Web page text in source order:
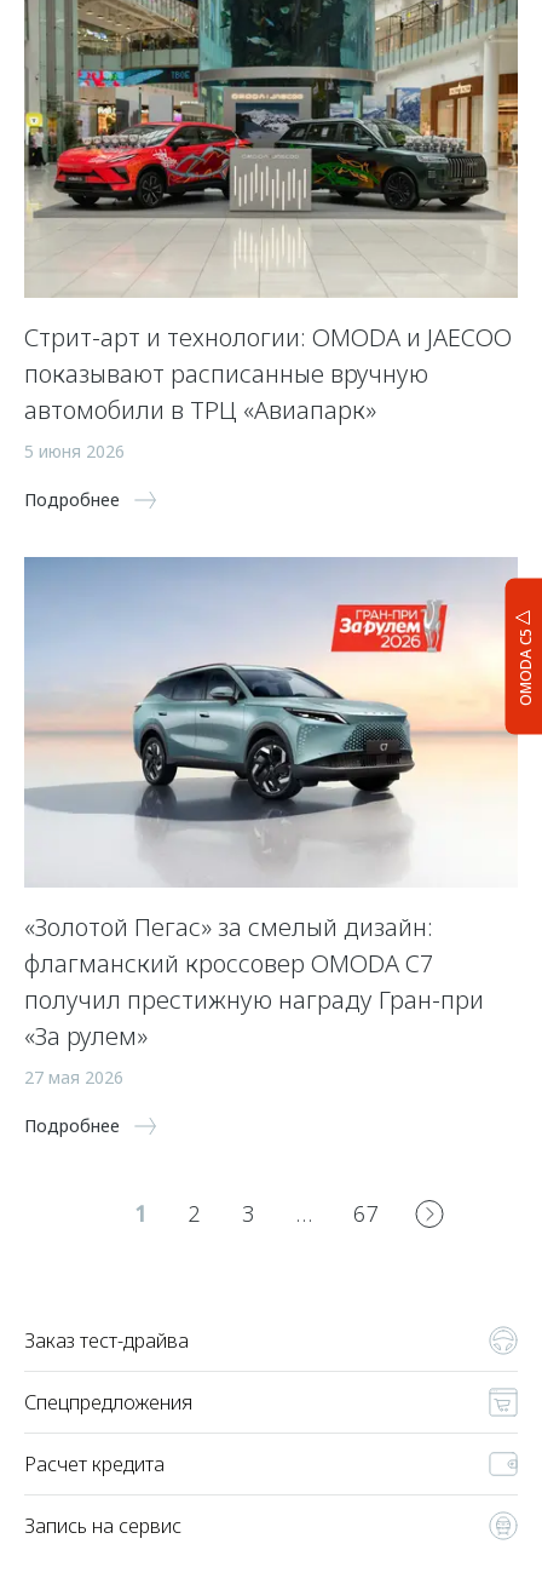
OMODA C5
Стрит-арт и технологии: OMODA и JAECOO
показывают расписанные вручную
автомобили в ТРЦ «Авиапарк»
5 июня 2026
Подробнее
«Золотой Пегас» за смелый дизайн:
флагманский кроссовер OMODA C7
получил престижную награду Гран-при
«За рулем»
27 мая 2026
Подробнее
1 2 3 … 67
Заказ тест-драйва
Спецпредложения
Расчет кредита
Запись на сервис